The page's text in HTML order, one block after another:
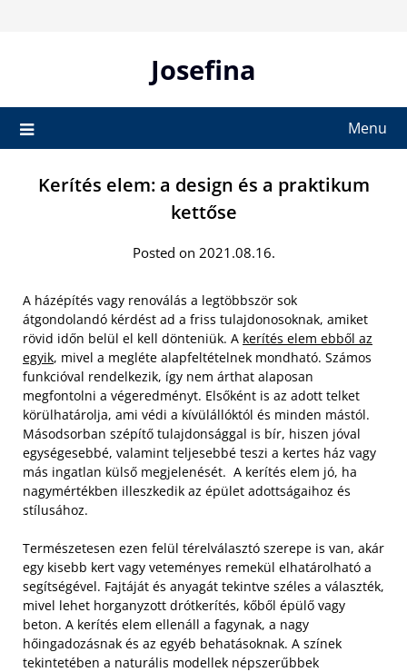
Josefina
Menu
Kerítés elem: a design és a praktikum
kettőse
Posted on 2021.08.16.
A házépítés vagy renoválás a legtöbbször sok
átgondolandó kérdést ad a friss tulajdonosoknak, amiket
rövid időn belül el kell dönteniük. A kerítés elem ebből az
egyik, mivel a megléte alapfeltételnek mondható. Számos
funkcióval rendelkezik, így nem árthat alaposan
megfontolni a végeredményt. Elsőként is az adott telket
körülhatárolja, ami védi a kívülállóktól és minden mástól.
Másodsorban szépítő tulajdonsággal is bír, hiszen jóval
egységesebbé, valamint teljesebbé teszi a kertes ház vagy
más ingatlan külső megjelenését. A kerítés elem jó, ha
nagymértékben illeszkedik az épület adottságaihoz és
stílusához.
Természetesen ezen felül térelválasztó szerepe is van, akár
egy kisebb kert vagy veteményes remekül elhatárolható a
segítségével. Fajtáját és anyagát tekintve széles a választék,
mivel lehet horganyzott drótkerítés, kőből épülő vagy
beton. A kerítés elem ellenáll a fagynak, a nagy
hőingadozásnak és az egyéb behatásoknak. A színek
tekintetében a naturális modellek népszerűbbek